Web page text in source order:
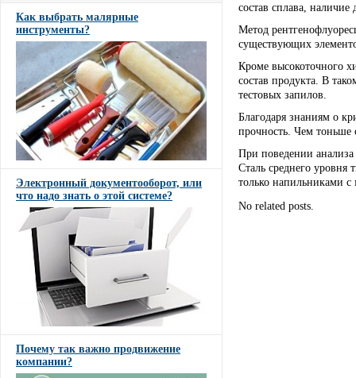
Как выбрать малярные
инструменты?
Электронный документооборот, или
что надо знать о этой системе?
Почему так важно продвижение
компании?
состав сплава,
Метод
существующих
Кроме высокоточного
состав продукта. В
тестовых запилов.
Благодаря знаниям о
прочность. Чем тоньше
При поведении
Сталь среднего уровня
только напильниками с
No related posts.